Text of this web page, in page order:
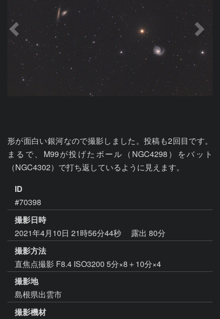
形が面白い銀河なので撮影しました。投稿も2回目です。
まるで、M99が投げたボール（NGC4298）をバット
（NGC4302）で打ち返しているように見えます。
ID
#70398
撮影日時
2021年4月10日 21時56分44秒
露出 80分
撮影方法
直焦点撮影 F8.4 ISO3200 5分×8＋10分×4
撮影地
島根県出雲市
撮影機材